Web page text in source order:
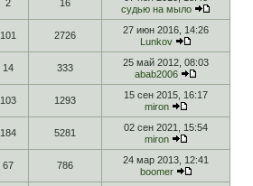
2 16
судью на мыло
101 2726
27 июн 2016, 14:26
Lunkov
14 333
25 май 2012, 08:03
abab2006
103 1293
15 сен 2015, 16:17
miron
184 5281
02 сен 2021, 15:54
miron
67 786
24 мар 2013, 12:41
boomer